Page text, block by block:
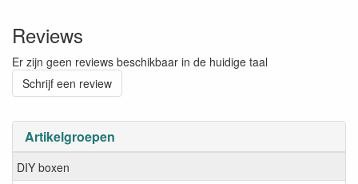
Artikelgroepen
DIY boxen
Reviews
Er zijn geen reviews beschikbaar in de huidige taal
Schrijf een review